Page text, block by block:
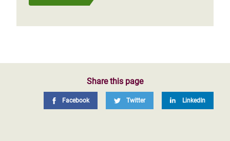
Share this page
Facebook Twitter LinkedIn